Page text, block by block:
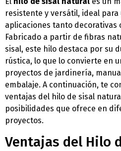
resistente y versátil, ideal
aplicaciones tanto decorativas
Fabricado a partir de fibras
sisal, este hilo destaca por su
rústica, lo que lo convierte en
proyectos de jardinería,
embalaje. A continuación, te
ventajas del hilo de sisal
posibilidades que ofrece en
proyectos.
Ventajas del Hilo